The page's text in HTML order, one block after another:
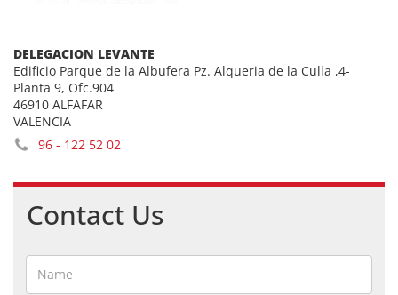
DELEGACION LEVANTE
Edificio Parque de la Albufera Pz. Alqueria de la Culla ,4-
Planta 9, Ofc.904
46910 ALFAFAR
VALENCIA
96 - 122 52 02
Contact Us